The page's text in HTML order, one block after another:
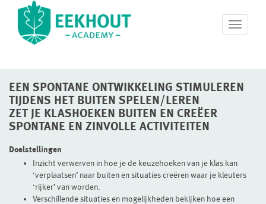
T
o
e
t
i
EEN SPONTANE ONTWIKKELING STIMULEREN
TIJDENS HET BUITEN SPELEN/LEREN
ZET JE KLASHOEKEN BUITEN EN CREËER
SPONTANE EN ZINVOLLE ACTIVITEITEN
Doelstellingen
Inzicht verwerven in hoe je de keuzehoeken van je klas kan
‘verplaatsen’ naar buiten en situaties creëren waar je kleuters
‘rijker’ van worden.
Verschillende situaties en mogelijkheden bekijken hoe een